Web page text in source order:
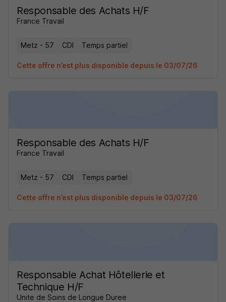
Responsable des Achats H/F
France Travail
Metz - 57 CDI Temps partiel
Cette offre n’est plus disponible depuis le 03/07/26
Responsable des Achats H/F
France Travail
Metz - 57 CDI Temps partiel
Cette offre n’est plus disponible depuis le 03/07/26
Responsable Achat Hôtellerie et
Technique H/F
Unite de Soins de Longue Duree